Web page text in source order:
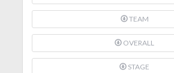
TEAM
OVERALL
STAGE